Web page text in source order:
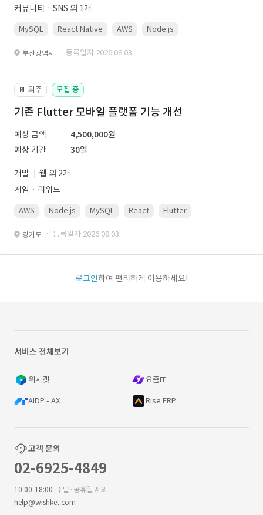
커뮤니티ㆍSNS 외 1개
MySQL React Native AWS Node.js
부산광역시 · 등록일자 2026.08.03.
📔 외주 모집 중
기존 Flutter 모바일 플랫폼 기능 개선
예상 금액
4,500,000원
예상 기간
30일
개발
웹 외 2개
게임ㆍ리워드
AWS Node.js MySQL React Flutter
경기도 · 등록일자 2026.08.03.
로그인하여 편리하게 이용하세요!
서비스 전체보기
위시켓 요즘IT
AIDP - AX Rise ERP
고객 문의
02-6925-4849
10:00-18:00 주말·공휴일 제외
help@wishket.com